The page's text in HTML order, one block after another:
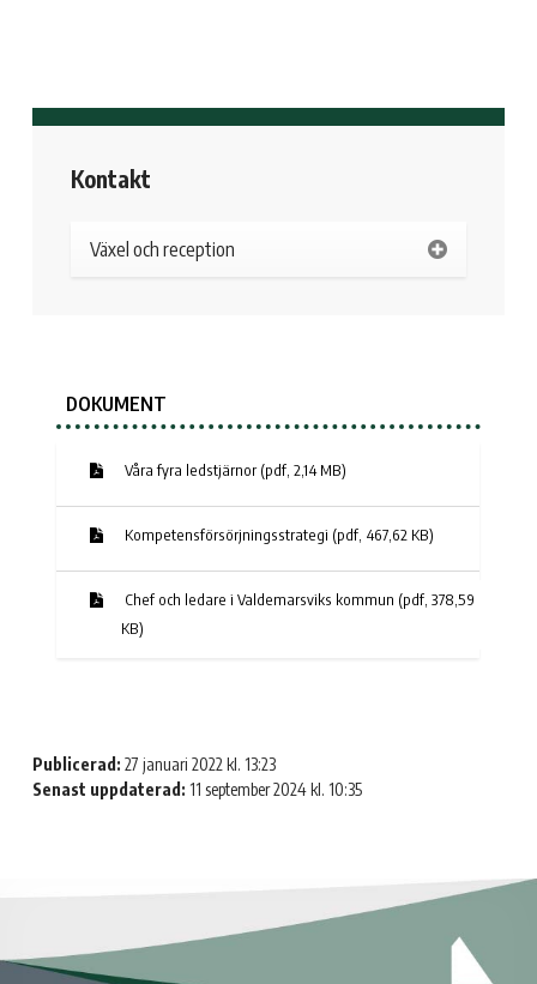
Kontakt
Växel och reception
DOKUMENT
Våra fyra ledstjärnor (pdf, 2,14 MB)
Kompetensförsörjningsstrategi (pdf, 467,62 KB)
Chef och ledare i Valdemarsviks kommun (pdf, 378,59
KB)
Publicerad: 27 januari 2022 kl. 13:23
Senast uppdaterad: 11 september 2024 kl. 10:35